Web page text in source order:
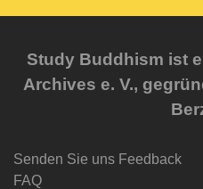
Study Buddhism ist
Archives e. V.,
Senden Sie uns Feedback
FAQ